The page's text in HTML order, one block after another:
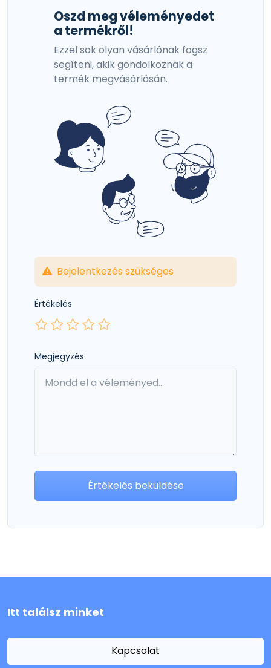
Oszd meg véleményedet
a termékről!
Ezzel sok olyan vásárlónak fogsz
segíteni, akik gondolkoznak a
termék megvásárlásán.
Bejelentkezés szükséges
Értékelés
Megjegyzés
Értékelés beküldése
Itt találsz minket
Kapcsolat